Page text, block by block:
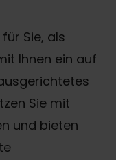
Sie, als
Ihnen ein auf
Sie mit
und bieten